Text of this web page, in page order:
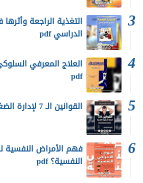
التغذية الراجعة
الدراسي pdf
العلاج المعرفي
pdf
القوانين الـ 7 لإدارة الضغوط النفسية pdf
فهم الأمراض النفسية
النفسية؟ pdf